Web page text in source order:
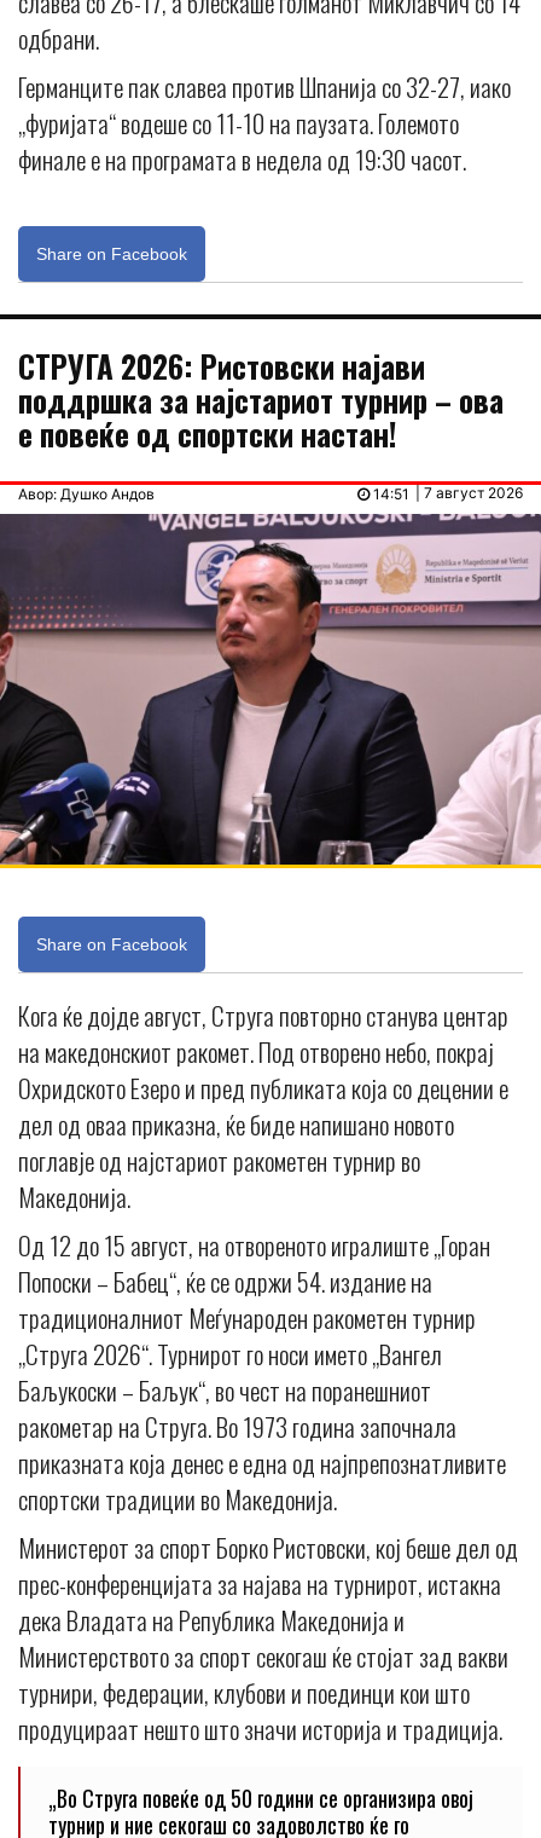
одбрани.
Германците пак славеа против Шпанија со 32-27, иако
„фуријата“ водеше со 11-10 на паузата. Големото
финале е на програмата в недела од 19:30 часот.
Share on Facebook
СТРУГА 2026: Ристовски најави
поддршка за најстариот турнир – ова
е повеќе од спортски настан!
Авор: Душко Андов | 7 август 2026
14:51
Share on Facebook
Кога ќе дојде август, Струга повторно станува центар
на македонскиот ракомет. Под отворено небо, покрај
Охридското Езеро и пред публиката која со децении е
дел од оваа приказна, ќе биде напишано новото
поглавје од најстариот ракометен турнир во
Македонија.
Од 12 до 15 август, на отвореното игралиште „Горан
Попоски – Бабец“, ќе се одржи 54. издание на
традиционалниот Меѓународен ракометен турнир
„Струга 2026“. Турнирот го носи името „Вангел
Баљукоски – Баљук“, во чест на поранешниот
ракометар на Струга. Во 1973 година започнала
приказната која денес е една од најпрепознатливите
спортски традиции во Македонија.
Министерот за спорт Борко Ристовски, кој беше дел од
прес-конференцијата за најава на турнирот, истакна
дека Владата на Република Македонија и
Министерството за спорт секогаш ќе стојат зад вакви
турнири, федерации, клубови и поединци кои што
продуцираат нешто што значи историја и традиција.
„Во Струга повеќе од 50 години се организира овој
турнир и ние секогаш со задоволство ќе го